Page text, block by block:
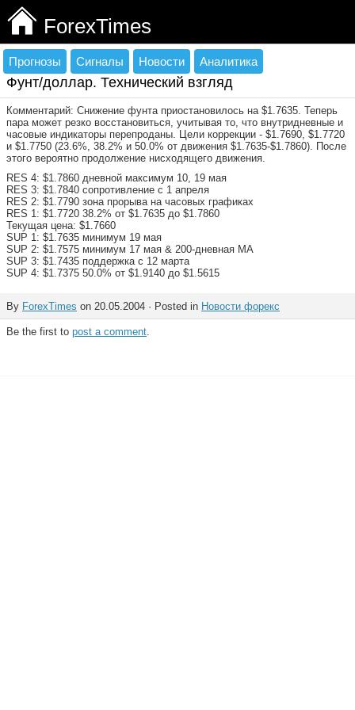
ForexTimes
Прогнозы Сигналы Новости Аналитика
Фунт/доллар. Технический взгляд
Комментарий: Снижение фунта приостановилось на $1.7635. Теперь
пара может резко восстановиться, учитывая то, что внутридневные и
часовые индикаторы перепроданы. Цели коррекции - $1.7690, $1.7720
и $1.7750 (23.6%, 38.2% и 50.0% от движения $1.7635-$1.7860). После
этого вероятно продолжение нисходящего движения.
RES 4: $1.7860 дневной максимум 10, 19 мая
RES 3: $1.7840 сопротивление с 1 апреля
RES 2: $1.7790 зона прорыва на часовых графиках
RES 1: $1.7720 38.2% от $1.7635 до $1.7860
Текущая цена: $1.7660
SUP 1: $1.7635 минимум 19 мая
SUP 2: $1.7575 минимум 17 мая & 200-дневная МА
SUP 3: $1.7435 поддержка с 12 марта
SUP 4: $1.7375 50.0% от $1.9140 до $1.5615
By ForexTimes on 20.05.2004 · Posted in Новости форекс
Be the first to post a comment.